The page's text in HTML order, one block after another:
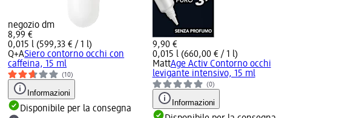
negozio dm
8,99 €
0,015 l (599,33 € / 1 l)
Q+ASiero contorno occhi con
caffeina, 15 ml
(10)
Informazioni
Disponibile per la consegna
9,90 €
0,015 l (660,00 € / 1 l)
MattAge Activ Contorno occhi
levigante intensivo, 15 ml
(0)
Informazioni